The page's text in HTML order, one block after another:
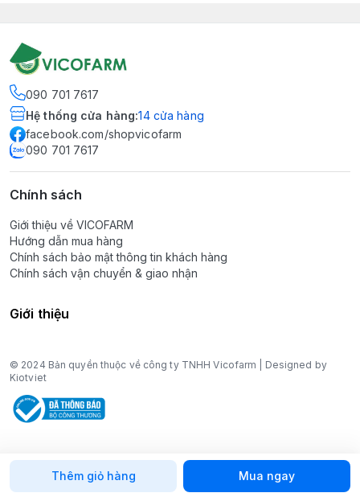
Thêm giỏ hàng Mua ngay
090 701 7617
Hệ thống cửa hàng:14 cửa hàng
facebook.com/shopvicofarm
090 701 7617
Chính sách
Giới thiệu về VICOFARM
Hướng dẫn mua hàng
Chính sách bảo mật thông tin khách hàng
Chính sách vận chuyển & giao nhận
Giới thiệu
© 2024 Bản quyền thuộc về công ty TNHH Vicofarm | Designed by
Kiotviet